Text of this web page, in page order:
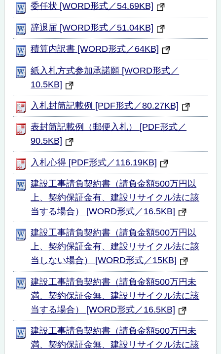
委任状 [WORD形式／54.69KB]
辞退届 [WORD形式／51.04KB]
積算内訳書 [WORD形式／64KB]
紙入札方式参加承諾願 [WORD形式／
10.5KB]
入札封筒記載例 [PDF形式／80.27KB]
表封筒記載例（郵便入札） [PDF形式／
90.5KB]
入札心得 [PDF形式／116.19KB]
建設工事請負契約書（請負金額500万円以
上、契約保証金有、建設リサイクル法に該
当する場合） [WORD形式／16.5KB]
建設工事請負契約書（請負金額500万円以
上、契約保証金有、建設リサイクル法に該
当しない場合） [WORD形式／15KB]
建設工事請負契約書（請負金額500万円未
満、契約保証金無、建設リサイクル法に該
当する場合） [WORD形式／16.5KB]
建設工事請負契約書（請負金額500万円未
満、契約保証金無、建設リサイクル法に該